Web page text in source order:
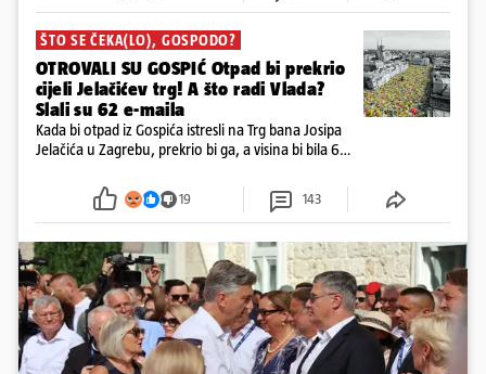
ŠTO SE ČEKA(LO), GOSPODO?
OTROVALI SU GOSPIĆ Otpad bi prekrio
cijeli Jelačićev trg! A što radi Vlada?
Slali su 62 e-maila
Kada bi otpad iz Gospića istresli na Trg bana Josipa
Jelačića u Zagrebu, prekrio bi ga, a visina bi bila 6
Kada bi slagali jednu na drugu, visina bi bila kao
2600 katedrala
19 143